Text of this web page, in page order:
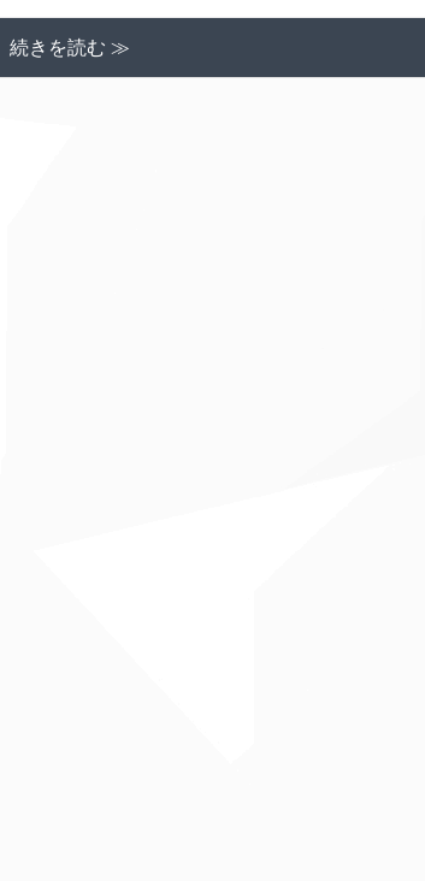
続きを読む ≫